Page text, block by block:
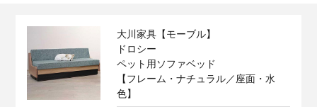
大川家具【モーブル】
ドロシー
ペット用ソファベッド
【フレーム・ナチュラル／座面・水
色】